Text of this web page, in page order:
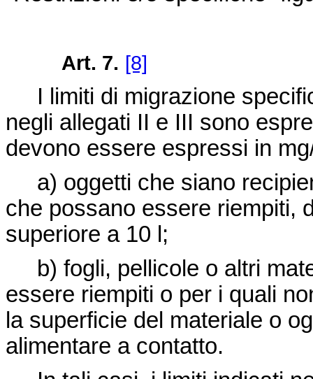
Art. 7. [8]
I limiti di migrazione
negli allegati II e III sono
devono essere espressi in
a) oggetti che siano
che possano essere riempiti,
superiore a 10 l;
b) fogli, pellicole o altri
essere riempiti o per i quali
la superficie del materiale o
alimentare a contatto.